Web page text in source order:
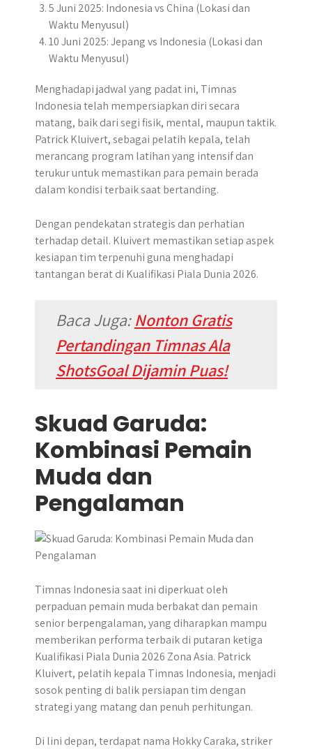
5 Juni 2025: Indonesia vs China (Lokasi dan
Waktu Menyusul)
10 Juni 2025: Jepang vs Indonesia (Lokasi dan
Waktu Menyusul)
Menghadapi jadwal yang padat ini, Timnas
Indonesia telah mempersiapkan diri secara
matang, baik dari segi fisik, mental, maupun taktik.
Patrick Kluivert, sebagai pelatih kepala, telah
merancang program latihan yang intensif dan
terukur untuk memastikan para pemain berada
dalam kondisi terbaik saat bertanding.
Dengan pendekatan strategis dan perhatian
terhadap detail. Kluivert memastikan setiap aspek
kesiapan tim terpenuhi guna menghadapi
tantangan berat di Kualifikasi Piala Dunia 2026.
Baca Juga:Nonton Gratis
Pertandingan Timnas Ala
ShotsGoal Dijamin Puas!
Skuad Garuda:
Kombinasi Pemain
Muda dan
Pengalaman
Timnas Indonesia saat ini diperkuat oleh
perpaduan pemain muda berbakat dan pemain
senior berpengalaman, yang diharapkan mampu
memberikan performa terbaik di putaran ketiga
Kualifikasi Piala Dunia 2026 Zona Asia. Patrick
Kluivert, pelatih kepala Timnas Indonesia, menjadi
sosok penting di balik persiapan tim dengan
strategi yang matang dan penuh perhitungan.
Di lini depan, terdapat nama Hokky Caraka, striker